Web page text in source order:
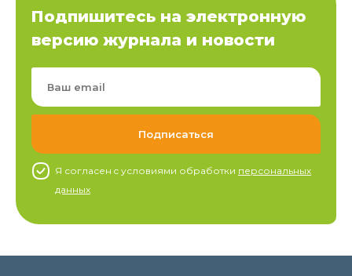
Подпишитесь на электронную
версию журнала и новости
Я согласен c условиями обработки персональных
данных